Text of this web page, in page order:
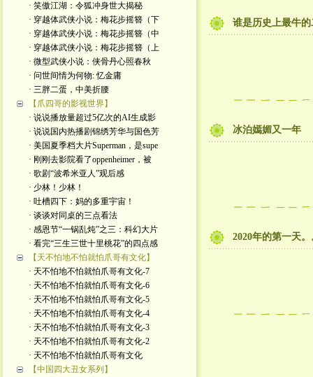
· 笑傲江湖：令狐冲身世大揭秘
· 穿越体武侠小说：梅花步摇簪（下
· 穿越体武侠小说：梅花步摇簪（中
· 穿越体武侠小说：梅花步摇簪（上
· 微型武侠小说：侠骨丹心照春秋
· 问世间情为何物: 忆金庸
· 三胖二蛋，中美折腰
【爪四哥的影视世界】
· 说说播放量超过5亿次的AI生成影
· 说说国内热播剧锦绣芳华与国色芳
· 美国夏季档大片Superman，是supe
· 刚刚去影院看了oppenheimer，被
· 歌剧“波希米亚人”观后感
· 少林！少林！
· 吐槽四下：妈的多重宇宙！
· 谈谈对同桌的三点看法
· 感恩节“一锅乱炖”之三：科幻大片
· 看完“三生三世十里桃花”的四点感
【天不怕地不怕就怕爪哥有文化】
· 天不怕地不怕就怕爪哥有文化-7
· 天不怕地不怕就怕爪哥有文化-6
· 天不怕地不怕就怕爪哥有文化-5
· 天不怕地不怕就怕爪哥有文化-4
· 天不怕地不怕就怕爪哥有文化-3
· 天不怕地不怕就怕爪哥有文化-2
· 天不怕地不怕就怕爪哥有文化
【中国四大丑女系列】
谁是历史上最牛
冰泊嫣媚又一年
2020年的第一天